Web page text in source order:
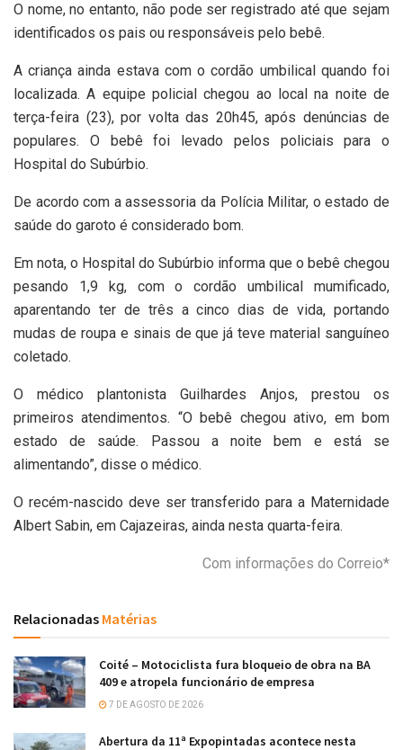
O nome, no entanto, não pode ser registrado até que sejam
identificados os pais ou responsáveis pelo bebê.
A criança ainda estava com o cordão umbilical quando foi
localizada. A equipe policial chegou ao local na noite de
terça-feira (23), por volta das 20h45, após denúncias de
populares. O bebê foi levado pelos policiais para o
Hospital do Subúrbio.
De acordo com a assessoria da Polícia Militar, o estado de
saúde do garoto é considerado bom.
Em nota, o Hospital do Subúrbio informa que o bebê chegou
pesando 1,9 kg, com o cordão umbilical mumificado,
aparentando ter de três a cinco dias de vida, portando
mudas de roupa e sinais de que já teve material sanguíneo
coletado.
O médico plantonista Guilhardes Anjos, prestou os
primeiros atendimentos. “O bebê chegou ativo, em bom
estado de saúde. Passou a noite bem e está se
alimentando”, disse o médico.
O recém-nascido deve ser transferido para a Maternidade
Albert Sabin, em Cajazeiras, ainda nesta quarta-feira.
Com informações do Correio*
Relacionadas Matérias
Coité – Motociclista fura bloqueio de obra na BA
409 e atropela funcionário de empresa
7 DE AGOSTO DE 2026
Abertura da 11ª Expopintadas acontece nesta